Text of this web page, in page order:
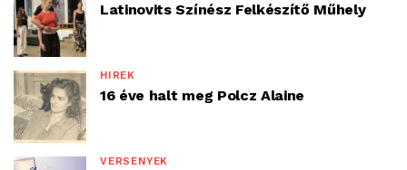
Latinovits Színész Felkészítő Műhely
HÍREK
16 éve halt meg Polcz Alaine
VERSENYEK